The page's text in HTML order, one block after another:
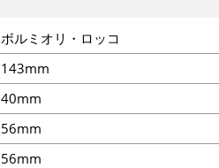
ボルミオリ・ロッコ
143mm
40mm
56mm
56mm